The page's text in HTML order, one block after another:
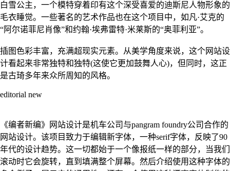
白雪公主，一个模特穿着印有这个深受喜爱的迪斯尼人物形象的
毛衣睡觉。一些著名的艺术作品也在这个项目中，如凡·艾克的
“阿尔诺菲尼肖像”和约翰·埃弗雷特·米莱斯的“奥菲利亚”。
插图色彩丰富，充满超现实元素。从美学角度来说，这个网站设
计看起来非常独特和独特(这使它更加鼓舞人心)，但同时，这正
是古琦多年来众所周知的风格。
editorial new
《编者新编》网站设计是机车公司与pangram foundry公司合作的
网站设计。该项目致力于编辑新字体，一种serif字体，反映了90
年代的设计趋势。这一切都始于一个像报纸一样的部分，当我们
滚动时它会旋转，直到填满整个屏幕。然后介绍使用这种字体的